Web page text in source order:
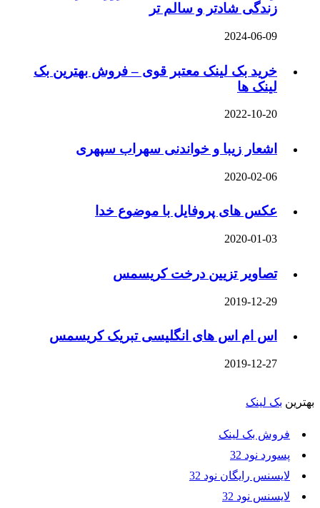
زندگی شادتر و سالم‌ تر
2024-06-09
خرید بک لینک معتبر قوی – فروش بهترین بک
لینک ها
2022-10-20
اشعار زیبا و خواندنی سهراب سپهری
2020-02-06
عکس های پروفایل با موضوع خدا
2020-01-03
تصاویر تزیین درخت کریسمس
2019-12-29
اس ام اس های انگلیسی تبریک کریسمس
2019-12-27
بهترین بک لینک
فروش بک لینک
پسورد نود 32
لایسنس رایگان نود 32
لایسنس نود 32